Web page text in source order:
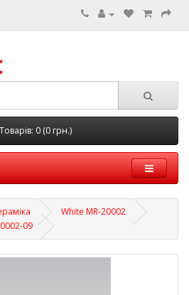
Товарів: 0 (0 грн.)
White MR-20002
09